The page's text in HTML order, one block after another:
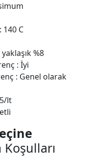
140 C
%8
: İyi
: Genel olarak
lt